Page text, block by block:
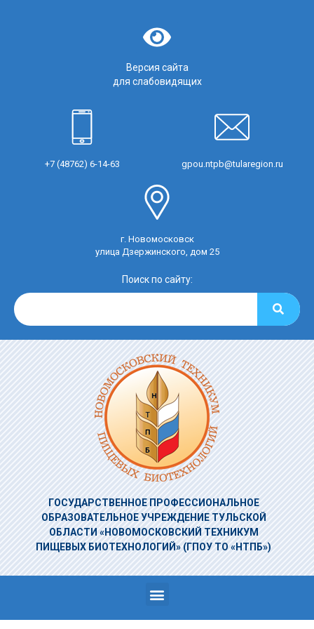
Версия сайта
для слабовидящих
+7 (48762) 6-14-63 gpou.ntpb@tularegion.ru
г. Новомосковск
улица Дзержинского, дом 25
Поиск по сайту:
ГОСУДАРСТВЕННОЕ ПРОФЕССИОНАЛЬНОЕ
ОБРАЗОВАТЕЛЬНОЕ УЧРЕЖДЕНИЕТУЛЬСКОЙ
ОБЛАСТИ «НОВОМОСКОВСКИЙ ТЕХНИКУМ
ПИЩЕВЫХ БИОТЕХНОЛОГИЙ» (ГПОУ ТО «НТПБ»)